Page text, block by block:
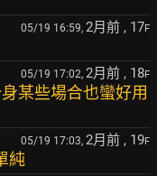
05/19 16:59, 2月前 , 17F
05/19 17:02, 2月前 , 18F
某些場合也蠻好用
05/19 17:03, 2月前 , 19F
純